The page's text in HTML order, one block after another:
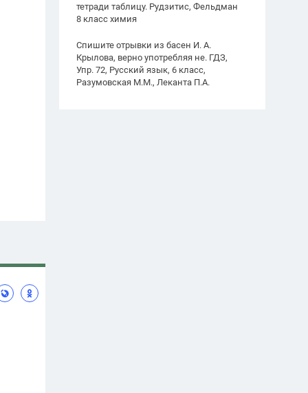
тетради таблицу. Рудзитис, Фельдман
8 класс химия
Спишите отрывки из басен И. А.
Крылова, верно употребляя не. ГДЗ,
Упр. 72, Русский язык, 6 класс,
Разумовская М.М., Леканта П.А.